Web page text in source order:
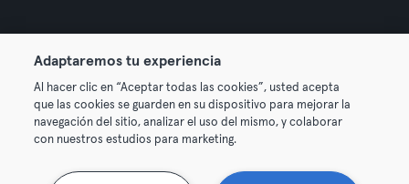
© 2026 Urban Sports Group GmbH. All rights reserved.
Terms & Conditions Privacy Imprint
Terminate contracts here Withdraw contracts here
Adaptaremos tu experiencia
Al hacer clic en “Aceptar todas las cookies”, usted acepta
que las cookies se guarden en su dispositivo para mejorar la
navegación del sitio, analizar el uso del mismo, y colaborar
con nuestros estudios para marketing.